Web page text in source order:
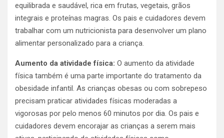
equilibrada e saudável, rica em frutas, vegetais, grãos
integrais e proteínas magras. Os pais e cuidadores devem
trabalhar com um nutricionista para desenvolver um plano
alimentar personalizado para a criança.
Aumento da atividade física: O aumento da atividade
física também é uma parte importante do tratamento da
obesidade infantil. As crianças obesas ou com sobrepeso
precisam praticar atividades físicas moderadas a
vigorosas por pelo menos 60 minutos por dia. Os pais e
cuidadores devem encorajar as crianças a serem mais